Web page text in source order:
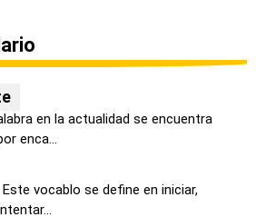
en la actualidad se encuentra
enca...
vocablo se define en iniciar,